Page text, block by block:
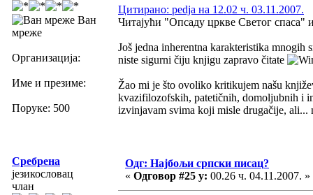
Ван
мреже
Организација:
Име и презиме:
Поруке: 500
Цитирано: pedja на 12.02 ч. 03.11.2007.
Читајући "Опсаду цркве Светог спаса"
Još jedna inherentna karakteristika mnogih
niste sigurni čiju knjigu zapravo čitate
Žao mi je što ovoliko kritikujem našu
kvazifilozofskih, patetičnih, domoljubnih i
izvinjavam svima koji misle drugačije, ali...
Сребрена
језикословац
члан
Одг: Најбољи српски писац?
« Одговор #25 у: 00.26 ч. 04.11.2007. »